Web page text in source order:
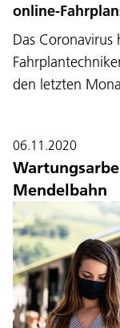
online-
Das
den letzten
06.11.2020
Mendelbahn